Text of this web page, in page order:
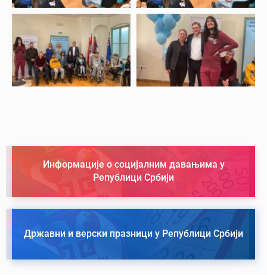
Информације о социјалним давањима у
Републици Србији
Државни и верски празници у Републици Србији